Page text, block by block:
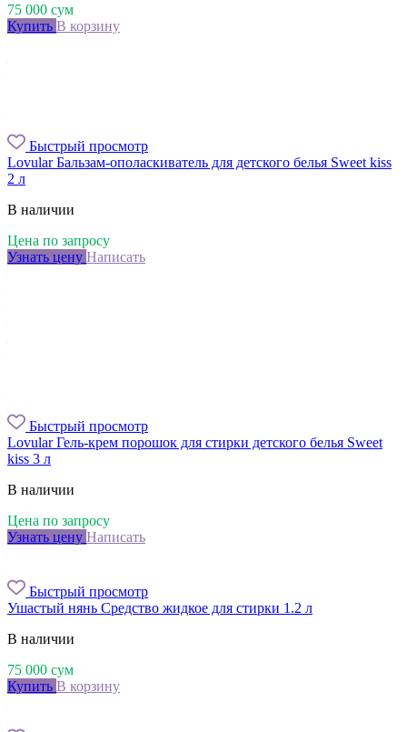
75 000 сум
Купить В корзину
Быстрый просмотр
Lovular Бальзам-ополаскиватель для детского белья Sweet kiss
2 л
В наличии
Цена по запросу
Узнать цену Написать
Быстрый просмотр
Lovular Гель-крем порошок для стирки детского белья Sweet
kiss 3 л
В наличии
Цена по запросу
Узнать цену Написать
Быстрый просмотр
Ушастый нянь Средство жидкое для стирки 1.2 л
В наличии
75 000 сум
Купить В корзину